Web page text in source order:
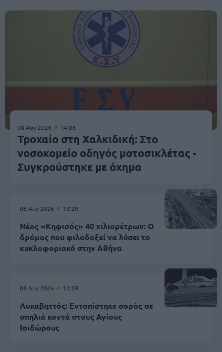
08 Αυγ 2026 14:08
Τροχαίο στη Χαλκιδική: Στο
νοσοκομείο οδηγός μοτοσικλέτας -
Συγκρούστηκε με όχημα
08 Αυγ 2026 13:29
Νέος «Κηφισός» 40 χιλιομέτρων: Ο
δρόμος που φιλοδοξεί να λύσει το
κυκλοφοριακό στην Αθήνα
08 Αυγ 2026 12:59
Λυκαβηττός: Εντοπίστηκε σορός σε
σπηλιά κοντά στους Αγίους
Ισιδώρους